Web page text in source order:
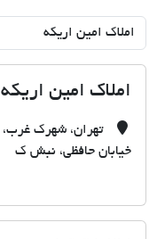
املاک امین اریکه
تهران، شهرک غرب،
خیابان حافظی، نبش ک